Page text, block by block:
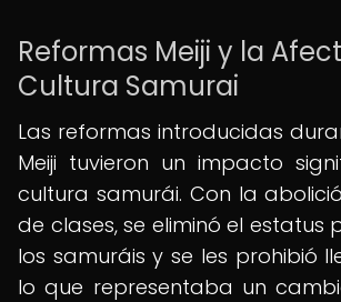
Reformas Meiji y la
Cultura Samurai
Las reformas introducidas
Meiji tuvieron un impacto
cultura samurái. Con la
de clases, se eliminó el estatus
los samuráis y se les prohibió
lo que representaba un